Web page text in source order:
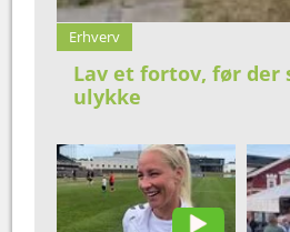
Erhverv
Lav et fortov, før der
ulykke